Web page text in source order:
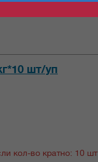
шт/уп
кол-во кратно: 10 шт